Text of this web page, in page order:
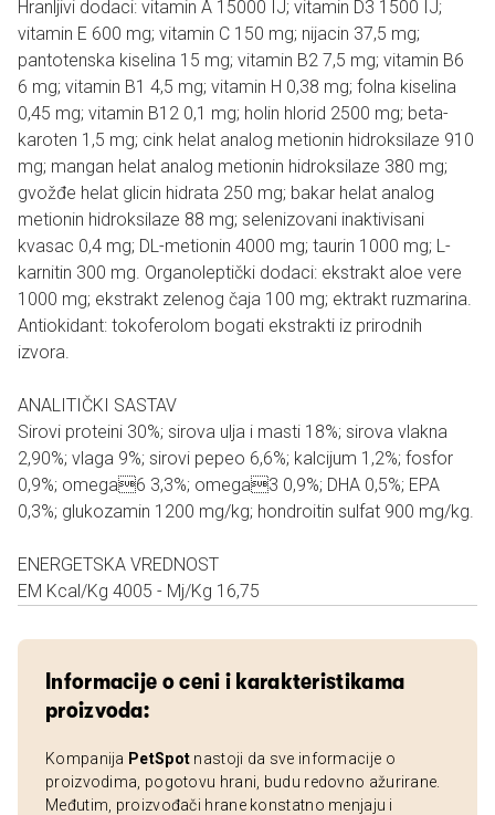
Hranljivi dodaci: vitamin A 15000 IJ; vitamin D3 1500 IJ;
vitamin E 600 mg; vitamin C 150 mg; nijacin 37,5 mg;
pantotenska kiselina 15 mg; vitamin B2 7,5 mg; vitamin B6
6 mg; vitamin B1 4,5 mg; vitamin H 0,38 mg; folna kiselina
0,45 mg; vitamin B12 0,1 mg; holin hlorid 2500 mg; beta-
karoten 1,5 mg; cink helat analog metionin hidroksilaze 910
mg; mangan helat analog metionin hidroksilaze 380 mg;
gvožđe helat glicin hidrata 250 mg; bakar helat analog
metionin hidroksilaze 88 mg; selenizovani inaktivisani
kvasac 0,4 mg; DL-metionin 4000 mg; taurin 1000 mg; L-
karnitin 300 mg. Organoleptički dodaci: ekstrakt aloe vere
1000 mg; ekstrakt zelenog čaja 100 mg; ektrakt ruzmarina.
Antiokidant: tokoferolom bogati ekstrakti iz prirodnih
izvora.
ANALITIČKI SASTAV
Sirovi proteini 30%; sirova ulja i masti 18%; sirova vlakna
2,90%; vlaga 9%; sirovi pepeo 6,6%; kalcijum 1,2%; fosfor
0,9%; omega6 3,3%; omega3 0,9%; DHA 0,5%; EPA
0,3%; glukozamin 1200 mg/kg; hondroitin sulfat 900 mg/kg.
ENERGETSKA VREDNOST
EM Kcal/Kg 4005 - Mj/Kg 16,75
Informacije o ceni i karakteristikama
proizvoda:
Kompanija PetSpot nastoji da sve informacije o
proizvodima, pogotovu hrani, budu redovno ažurirane.
Međutim, proizvođači hrane konstatno menjaju i